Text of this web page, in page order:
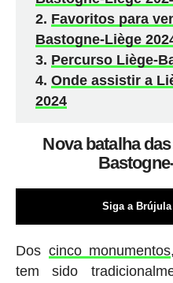
Favoritos para
Bastogne-Liège
Percurso Liège-
Onde assistir a
2024
Nova batalha
Siga a
Dos cinco monumentos
tem sido